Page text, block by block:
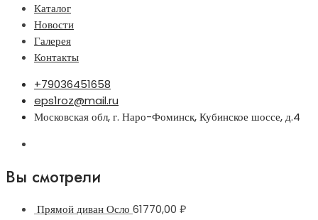
Каталог
Новости
Галерея
Контакты
+79036451658
eps1roz@mail.ru
Московская обл, г. Наро-Фоминск, Кубинское шоссе, д.4
Вы смотрели
Прямой диван Осло 61770,00 ₽